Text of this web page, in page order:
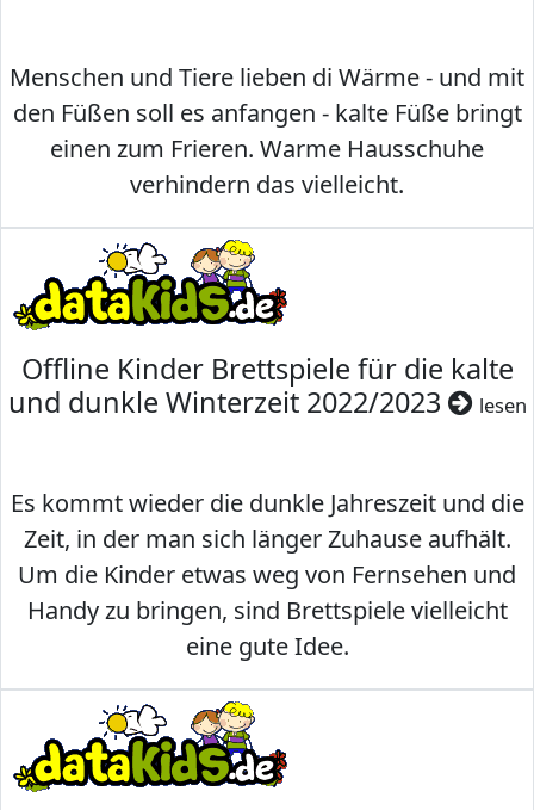
Menschen und Tiere lieben di Wärme - und mit
den Füßen soll es anfangen - kalte Füße bringt
einen zum Frieren. Warme Hausschuhe
verhindern das vielleicht.
Offline Kinder Brettspiele für die kalte
und dunkle Winterzeit 2022/2023
lesen
Es kommt wieder die dunkle Jahreszeit und die
Zeit, in der man sich länger Zuhause aufhält.
Um die Kinder etwas weg von Fernsehen und
Handy zu bringen, sind Brettspiele vielleicht
eine gute Idee.